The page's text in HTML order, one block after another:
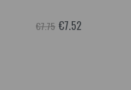
€7.75 €7.52